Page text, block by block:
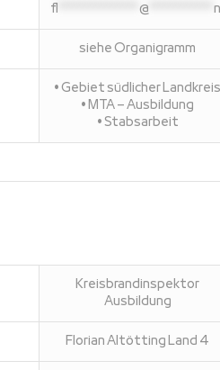
fl ***************@ ************
siehe Organigramm
• Gebiet südlicher Landkreis
• MTA – Ausbildung
• Stabsarbeit
Kreisbrandinspektor
Ausbildung
Florian Altötting Land 4